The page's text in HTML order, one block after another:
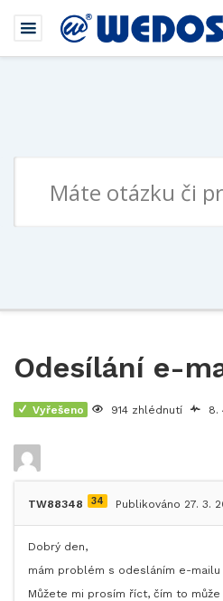
Odesílání e-
Vyřešeno 914 zhlédnutí 8.
TW88348 34 Publikováno 27. 3.
Dobrý den,
mám problém s odesláním e-mailu
Můžete mi prosím říct, čím to